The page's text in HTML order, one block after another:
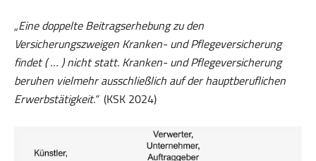
„Eine doppelte Beitragserhebung zu den
Versicherungszweigen Kranken- und Pflegeversicherung
findet ( … ) nicht statt. Kranken- und Pflegeversicherung
beruhen vielmehr ausschließlich auf der hauptberuflichen
Erwerbstätigkeit.“(KSK 2024)